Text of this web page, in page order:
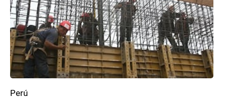
Perú